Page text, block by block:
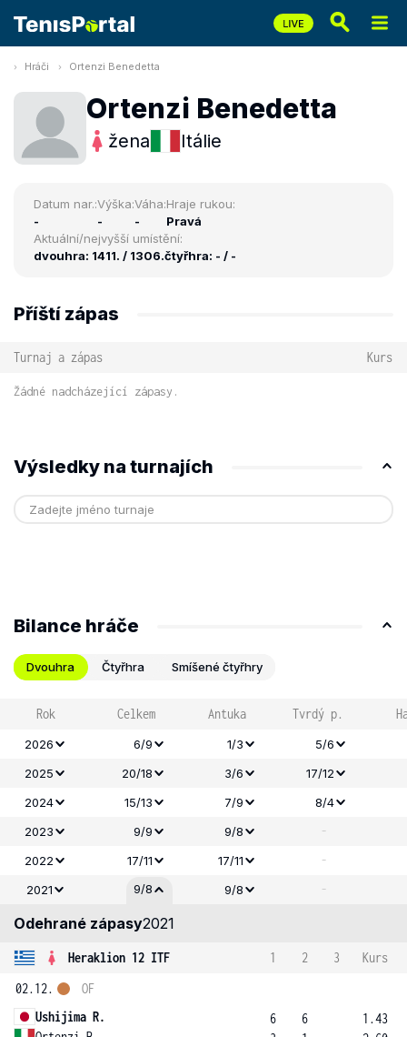
Hráči Ortenzi Benedetta
Ortenzi Benedetta
žena Itálie
Datum nar.:
-
Výška:
-
Váha:
-
Hraje rukou:
Pravá
Aktuální/nejvyšší umístění:
dvouhra: 1411. / 1306.čtyřhra: - / -
Příští zápas
Turnaj a zápas Kurs
Žádné nadcházející zápasy.
Výsledky na turnajích
Bilance hráče
Dvouhra Čtyřhra Smíšené čtyřhry
Rok Celkem Antuka Tvrdý p.
2026 6/9 1/3
5/6
2025
20/18 3/6
17/12
2024
15/13 7/9
8/4
2023
9/9 9/8 -
2022 17/11 17/11 -
2021 9/8 9/8 -
Odehrané zápasy2021
Heraklion 12 ITF 1 2 3
Kurs
02.12.
Ushijima R.
OF
6
6
1.43